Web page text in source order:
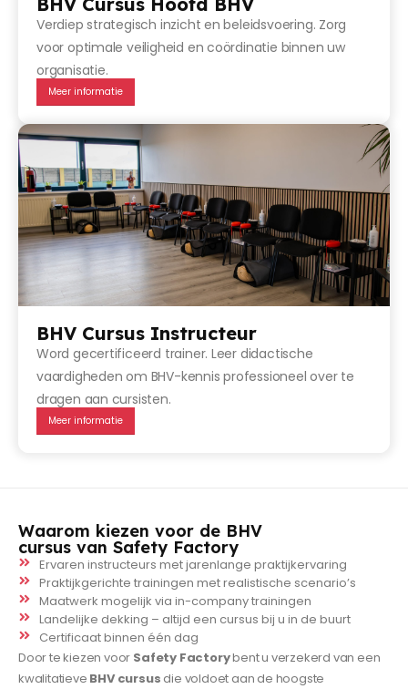
Verdiep strategisch inzicht en beleidsvoering. Zorg
voor optimale veiligheid en coördinatie binnen uw
organisatie.
Meer informatie
BHV Cursus Instructeur
Word gecertificeerd trainer. Leer didactische
vaardigheden om BHV-kennis professioneel over te
dragen aan cursisten.
Meer informatie
Waarom kiezen voor de BHV
cursus van Safety Factory
Ervaren instructeurs met jarenlange praktijkervaring
Praktijkgerichte trainingen met realistische scenario’s
Maatwerk mogelijk via in-company trainingen
Landelijke dekking – altijd een cursus bij u in de buurt
Certificaat binnen één dag
Door te kiezen voor Safety Factorybent u verzekerd van een
kwalitatieve BHV cursus die voldoet aan de hoogste